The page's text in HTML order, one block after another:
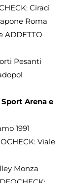
Ciracì
Roma
ADDETTO
Pesanti
Arena e
1991
Viale
Monza